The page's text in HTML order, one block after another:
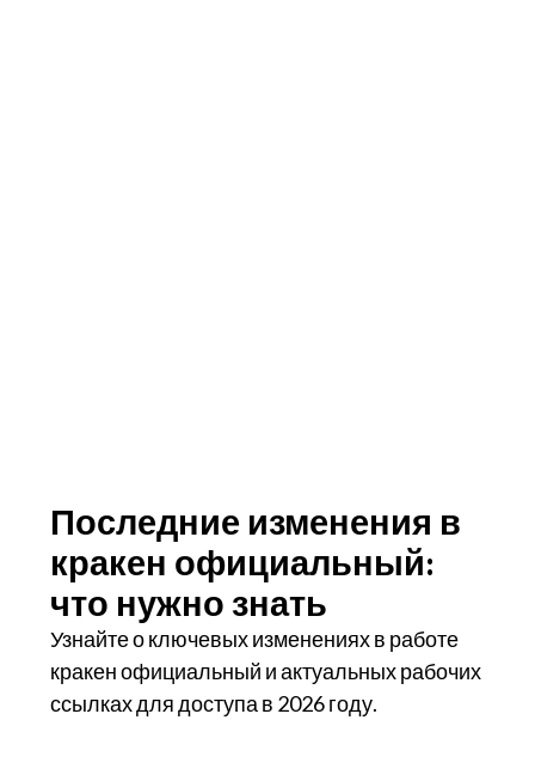
Последние изменения в
кракен официальный:
что нужно знать
Узнайте о ключевых изменениях в работе
кракен официальный и актуальных рабочих
ссылках для доступа в 2026 году.